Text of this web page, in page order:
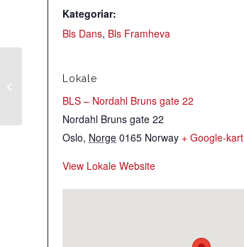
Kategoriar:
Bls Dans, Bls Framheva
Lokale
BLS – Nordahl Bruns gate 22
Nordahl Bruns gate 22
Oslo, Norge 0165 Norway + Google-kart
View Lokale Website
Grunnkurs – vals,